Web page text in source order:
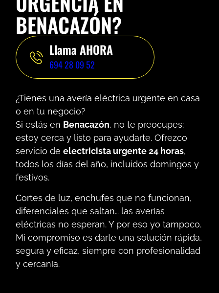
BENACAZÓN?
Llama AHORA
694 28 09 52
¿Tienes una avería eléctrica urgente en casa
o en tu negocio?
Si estás en Benacazón, no te preocupes:
estoy cerca y listo para ayudarte. Ofrezco
servicio de electricista urgente 24 horas,
todos los días del año, incluidos domingos y
festivos.
Cortes de luz, enchufes que no funcionan,
diferenciales que saltan… las averías
eléctricas no esperan. Y por eso yo tampoco.
Mi compromiso es darte una solución rápida,
segura y eficaz, siempre con profesionalidad
y cercanía.